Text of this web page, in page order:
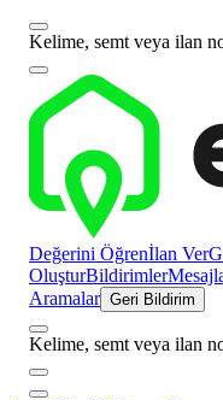
Kelime, semt veya ilan
Değerini Öğrenİlan Ver
OluşturBildirimler
Aramalar Geri Bildirim
Kelime, semt veya ilan